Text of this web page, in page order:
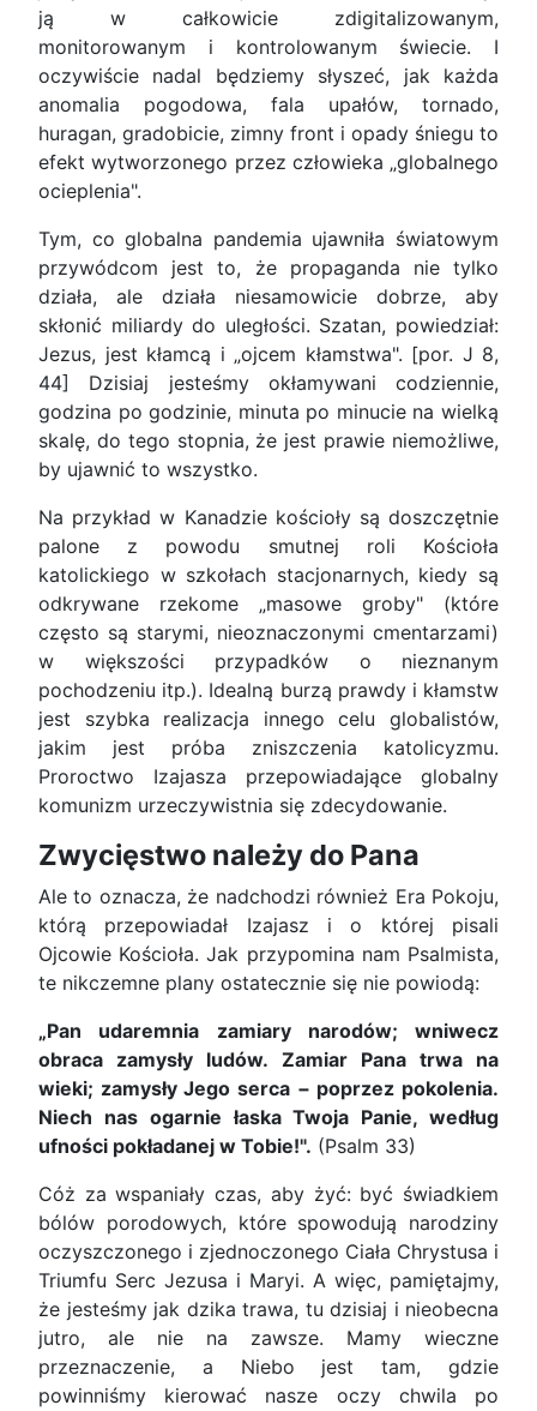
ją w całkowicie zdigitalizowanym,
monitorowanym i kontrolowanym świecie. I
oczywiście nadal będziemy słyszeć, jak każda
anomalia pogodowa, fala upałów, tornado,
huragan, gradobicie, zimny front i opady śniegu to
efekt wytworzonego przez człowieka „globalnego
ocieplenia".
Tym, co globalna pandemia ujawniła światowym
przywódcom jest to, że propaganda nie tylko
działa, ale działa niesamowicie dobrze, aby
skłonić miliardy do uległości. Szatan, powiedział:
Jezus, jest kłamcą i „ojcem kłamstwa". [por. J 8,
44] Dzisiaj jesteśmy okłamywani codziennie,
godzina po godzinie, minuta po minucie na wielką
skalę, do tego stopnia, że jest prawie niemożliwe,
by ujawnić to wszystko.
Na przykład w Kanadzie kościoły są doszczętnie
palone z powodu smutnej roli Kościoła
katolickiego w szkołach stacjonarnych, kiedy są
odkrywane rzekome „masowe groby" (które
często są starymi, nieoznaczonymi cmentarzami)
w większości przypadków o nieznanym
pochodzeniu itp.). Idealną burzą prawdy i kłamstw
jest szybka realizacja innego celu globalistów,
jakim jest próba zniszczenia katolicyzmu.
Proroctwo Izajasza przepowiadające globalny
komunizm urzeczywistnia się zdecydowanie.
Zwycięstwo należy do Pana
Ale to oznacza, że nadchodzi również Era Pokoju,
którą przepowiadał Izajasz i o której pisali
Ojcowie Kościoła. Jak przypomina nam Psalmista,
te nikczemne plany ostatecznie się nie powiodą:
„Pan udaremnia zamiary narodów; wniwecz
obraca zamysły ludów. Zamiar Pana trwa na
wieki; zamysły Jego serca − poprzez pokolenia.
Niech nas ogarnie łaska Twoja Panie, według
ufności pokładanej w Tobie!". (Psalm 33)
Cóż za wspaniały czas, aby żyć: być świadkiem
bólów porodowych, które spowodują narodziny
oczyszczonego i zjednoczonego Ciała Chrystusa i
Triumfu Serc Jezusa i Maryi. A więc, pamiętajmy,
że jesteśmy jak dzika trawa, tu dzisiaj i nieobecna
jutro, ale nie na zawsze. Mamy wieczne
przeznaczenie, a Niebo jest tam, gdzie
powinniśmy kierować nasze oczy chwila po